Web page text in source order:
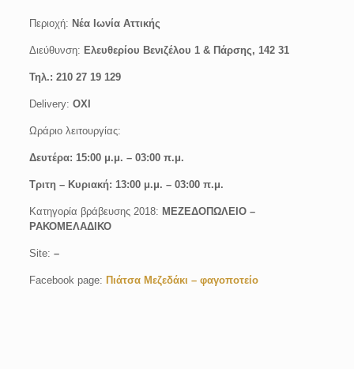
Περιοχή: Νέα Ιωνία Αττικής
Διεύθυνση: Ελευθερίου Βενιζέλου 1 & Πάρσης, 142 31
Τηλ.: 210 27 19 129
Delivery: ΟΧΙ
Ωράριο λειτουργίας:
Δευτέρα: 15:00 μ.μ. – 03:00 π.μ.
Τριτη – Κυριακή: 13:00 μ.μ. – 03:00 π.μ.
Κατηγορία βράβευσης 2018: ΜΕΖΕΔΟΠΩΛΕΙΟ –
ΡΑΚΟΜΕΛΑΔΙΚΟ
Site: –
Facebook page: Πιάτσα Μεζεδάκι – φαγοποτείο